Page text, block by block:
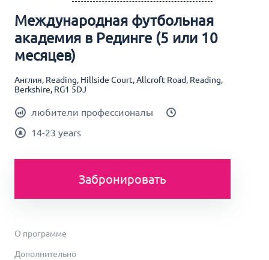
Международная футбольная
академия в Рединге (5 или 10
месяцев)
Англия, Reading, Hillside Court, Allcroft Road, Reading,
Berkshire, RG1 5DJ
любители профессионалы
14-23 years
Забронировать
О программе
Дополнительно